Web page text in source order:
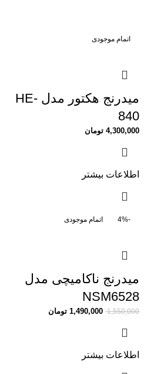
اتمام موجودی
میدرنج هکتور مدل HE-
840
4,300,000 تومان
اطلاعات بیشتر
-4% اتمام موجودی
میدرنج ناکامیچی مدل
NSM6528
1,550,000
1,490,000 تومان
اطلاعات بیشتر